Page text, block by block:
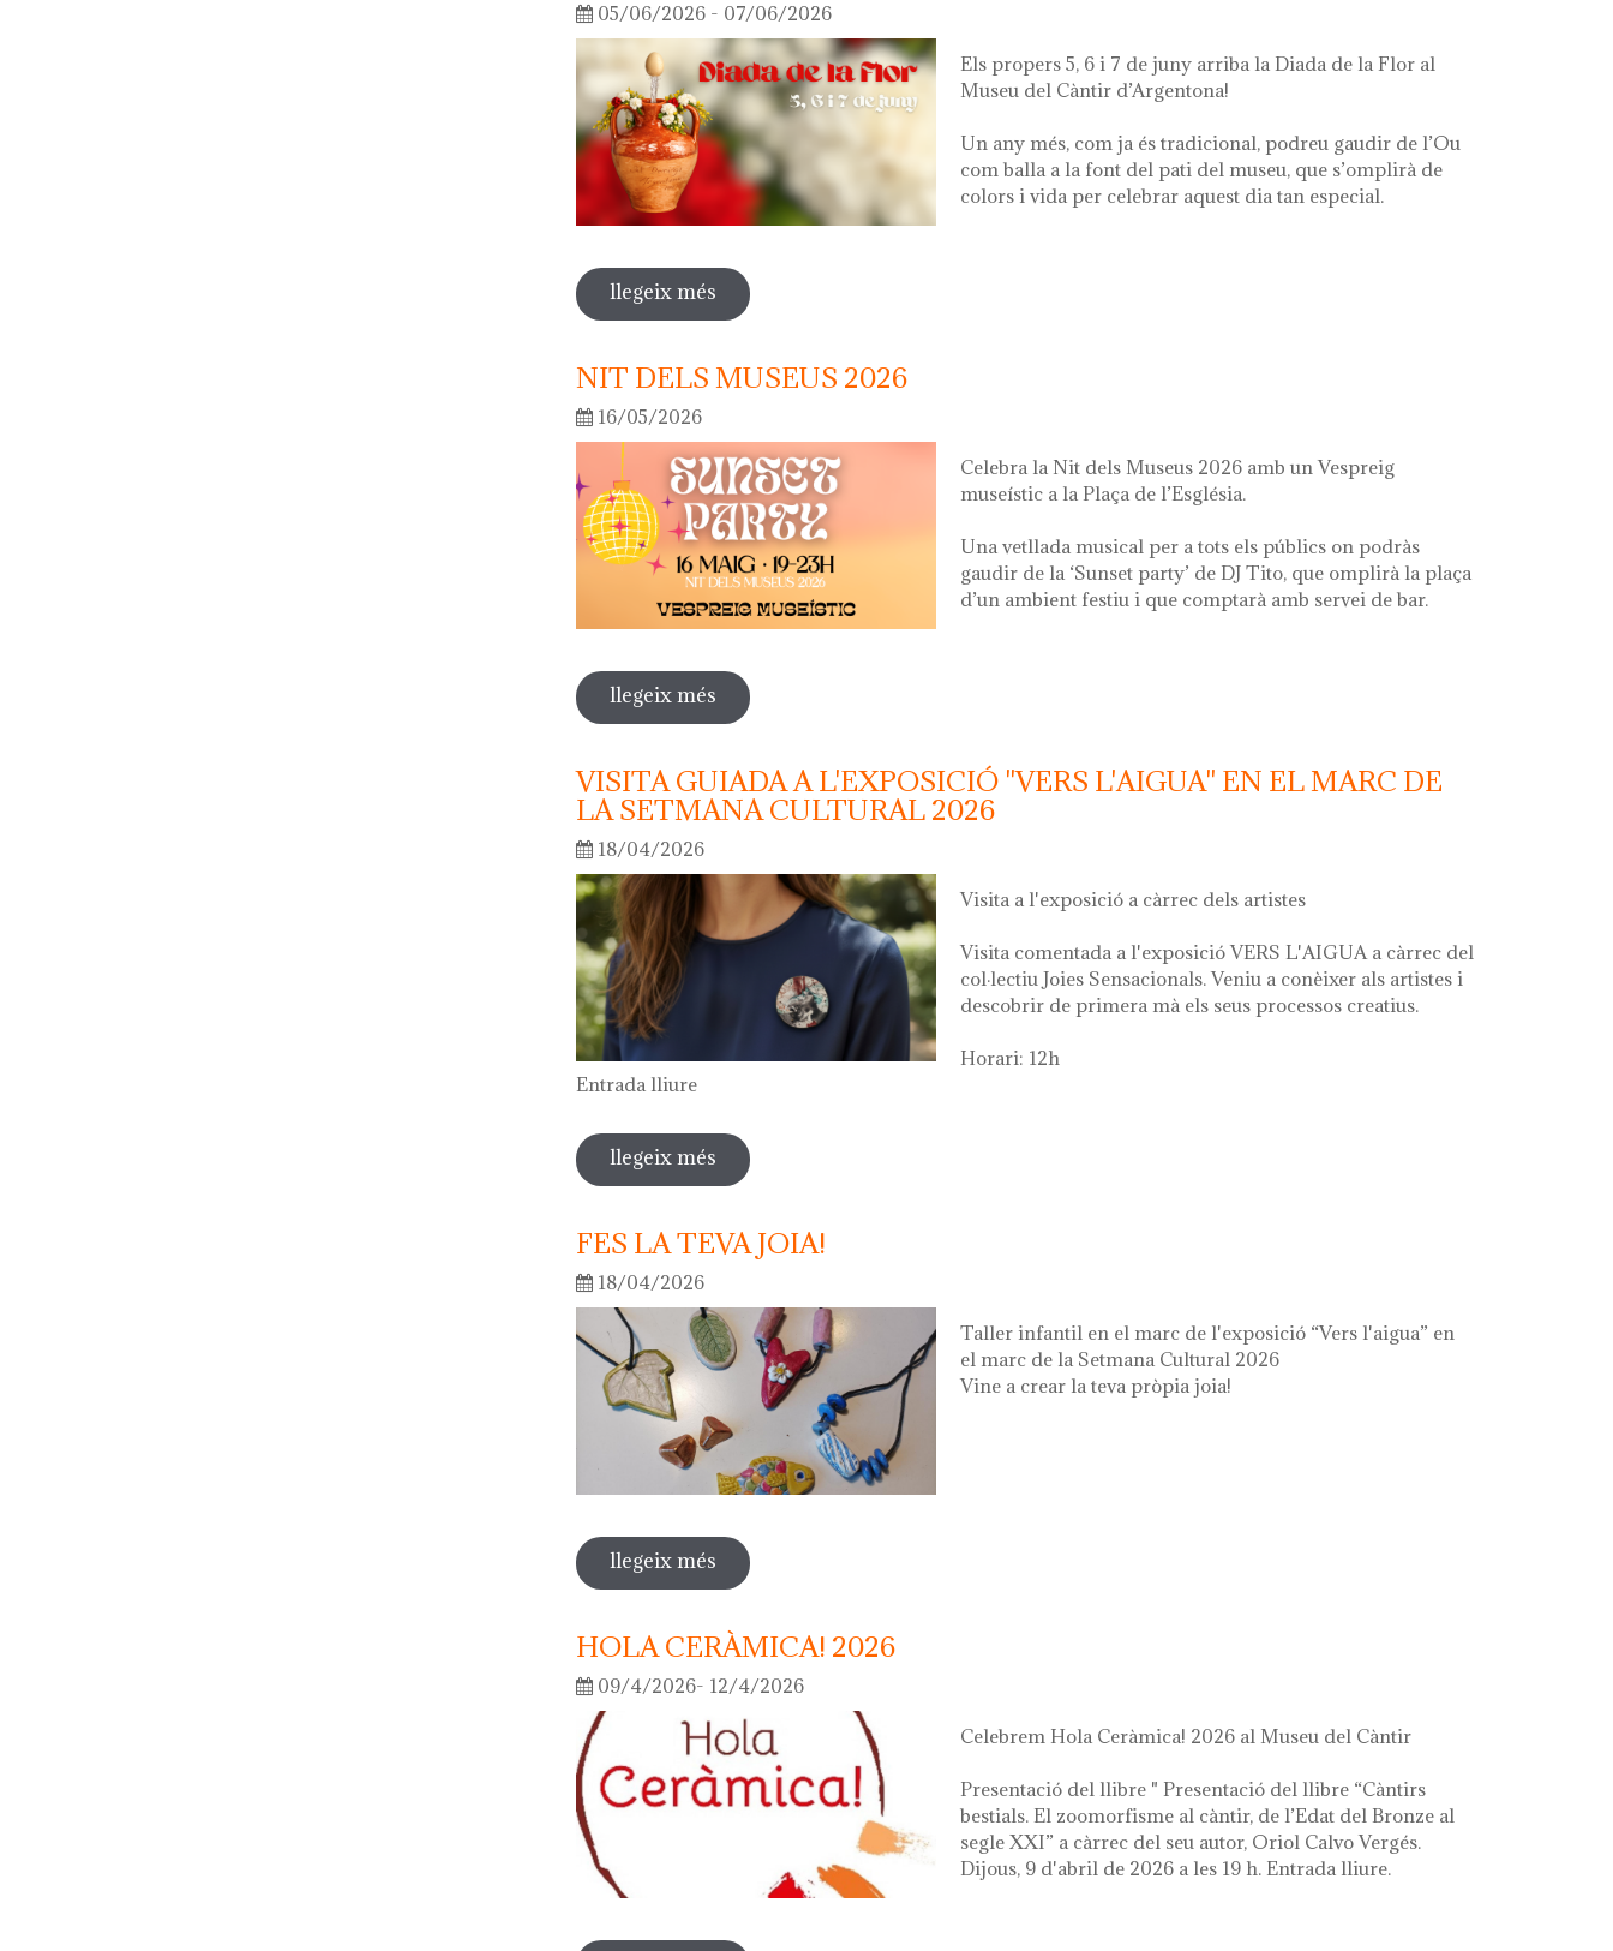
05/06/2026 - 07/06/2026
Els propers 5, 6 i 7 de juny arriba la Diada de la Flor al
Museu del Càntir d’Argentona!
Un any més, com ja és tradicional, podreu gaudir de l’Ou
com balla a la font del pati del museu, que s’omplirà de
colors i vida per celebrar aquest dia tan especial.
llegeix més sobre diada de la flor
NIT DELS MUSEUS 2026
16/05/2026
Celebra la Nit dels Museus 2026 amb un Vespreig
museístic a la Plaça de l’Església.
Una vetllada musical per a tots els públics on podràs
gaudir de la ‘Sunset party’ de DJ Tito, que omplirà la plaça
d’un ambient festiu i que comptarà amb servei de bar.
llegeix més sobre nit dels museus 2026
VISITA GUIADA A L'EXPOSICIÓ "VERS L'AIGUA" EN EL MARC DE
LA SETMANA CULTURAL 2026
18/04/2026
Visita a l'exposició a càrrec dels artistes
Visita comentada a l'exposició VERS L'AIGUA a càrrec del
col·lectiu Joies Sensacionals. Veniu a conèixer als artistes i
descobrir de primera mà els seus processos creatius.
Horari: 12h
Entrada lliure
llegeix més sobre visita guiada a l'exposició "vers l'aigua" en el marc de la setmana cultural
2026
FES LA TEVA JOIA!
18/04/2026
Taller infantil en el marc de l'exposició “Vers l'aigua” en
el marc de la Setmana Cultural 2026
Vine a crear la teva pròpia joia!
llegeix més sobre fes la teva joia!
HOLA CERÀMICA! 2026
09/4/2026- 12/4/2026
Celebrem Hola Ceràmica! 2026 al Museu del Càntir
Presentació del llibre " Presentació del llibre “Càntirs
bestials. El zoomorfisme al càntir, de l’Edat del Bronze al
segle XXI” a càrrec del seu autor, Oriol Calvo Vergés.
Dijous, 9 d'abril de 2026 a les 19 h. Entrada lliure.